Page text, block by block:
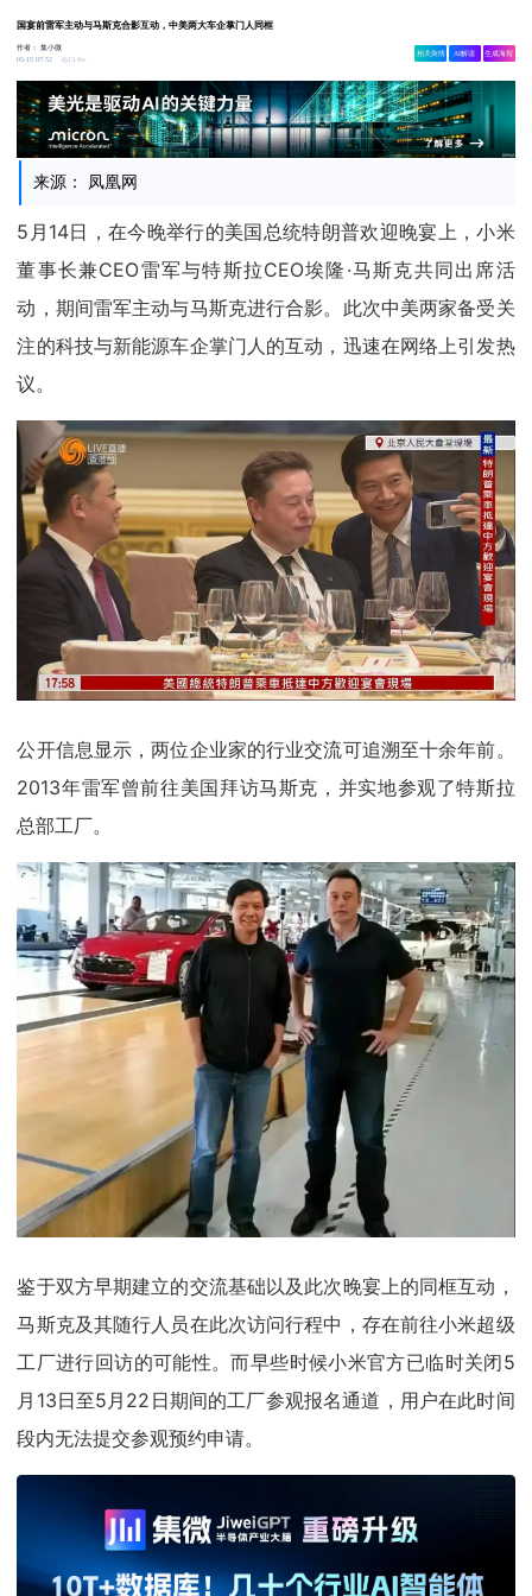
国宴前雷军主动与马斯克合影互动，中美两大车企掌门人同框
作者：集小微
05-15 07:52
13.8w
相关舆情 AI解读 生成海报
来源： 凤凰网
5月14日，在今晚举行的美国总统特朗普欢迎晚宴上，小米
董事长兼CEO雷军与特斯拉CEO埃隆·马斯克共同出席活
动，期间雷军主动与马斯克进行合影。此次中美两家备受关
注的科技与新能源车企掌门人的互动，迅速在网络上引发热
议。
公开信息显示，两位企业家的行业交流可追溯至十余年前。
2013年雷军曾前往美国拜访马斯克，并实地参观了特斯拉
总部工厂。
鉴于双方早期建立的交流基础以及此次晚宴上的同框互动，
马斯克及其随行人员在此次访问行程中，存在前往小米超级
工厂进行回访的可能性。而早些时候小米官方已临时关闭5
月13日至5月22日期间的工厂参观报名通道，用户在此时间
段内无法提交参观预约申请。